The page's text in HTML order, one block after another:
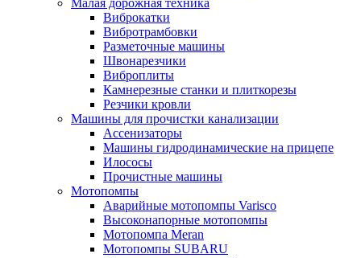
Малая дорожная техника
Виброкатки
Вибротрамбовки
Разметочные машины
Швонарезчики
Виброплиты
Камнерезные станки и плиткорезы
Резчики кровли
Машины для прочистки канализации
Ассенизаторы
Машины гидродинамические на прицепе
Илососы
Прочистные машины
Мотопомпы
Аварийные мотопомпы Varisco
Высоконапорные мотопомпы
Мотопомпа Meran
Мотопомпы SUBARU